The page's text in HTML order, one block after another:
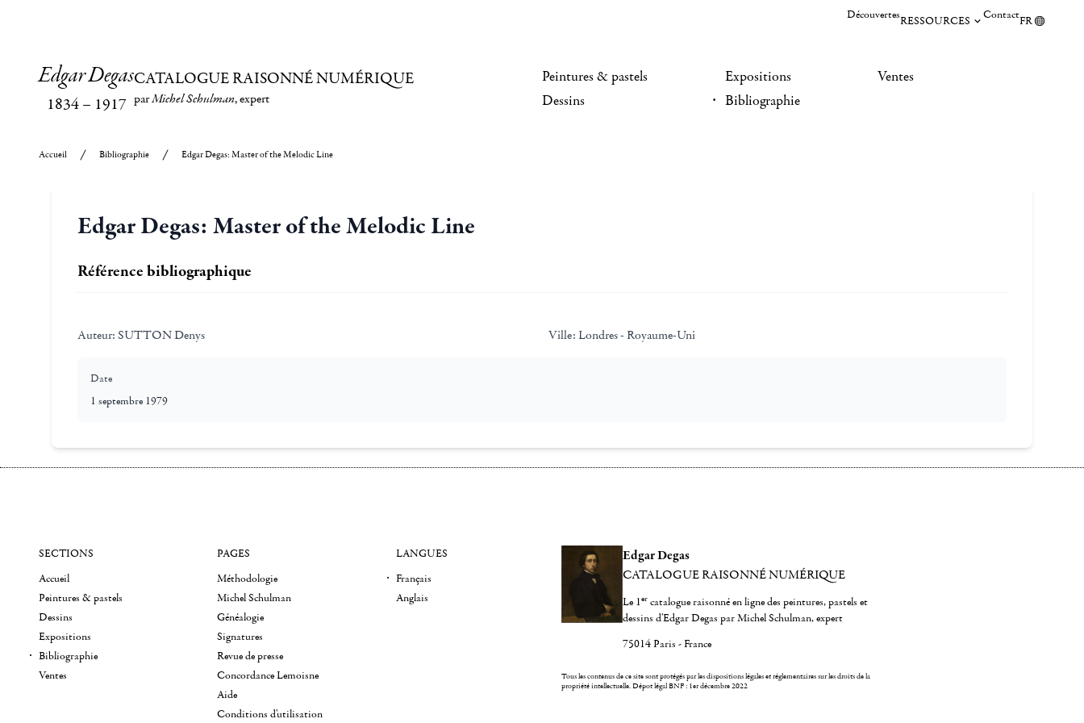
DécouvertesRESSOURCES ContactFR
Edgar Degas
1834– 1917
CATALOGUE RAISONNÉ NUMÉRIQUE
parMichel Schulman, expert
Peintures & pastels
Dessins
Expositions
Bibliographie
Ventes
Accueil Bibliographie Edgar Degas: Master of the Melodic Line
Edgar Degas: Master of the Melodic Line
Référence bibliographique
Auteur: SUTTON Denys Ville: Londres - Royaume-Uni
Date
1 septembre 1979
Edgar Degas
CATALOGUE RAISONNÉ NUMÉRIQUE
Le 1er catalogue raisonné en ligne des peintures, pastels et
dessins d'Edgar Degas par Michel Schulman, expert
75014 Paris - France
Tous les contenus de ce site sont protégés par les dispositions légales et réglementaires sur les droits de la
propriété intellectuelle.Dépot légal BNF : 1er décembre 2022
SECTIONS
Accueil
Peintures & pastels
Dessins
Expositions
Bibliographie
Ventes
PAGES
Méthodologie
Michel Schulman
Généalogie
Signatures
Revue de presse
Concordance Lemoisne
Aide
Conditions d'utilisation
LANGUES
Français
Anglais